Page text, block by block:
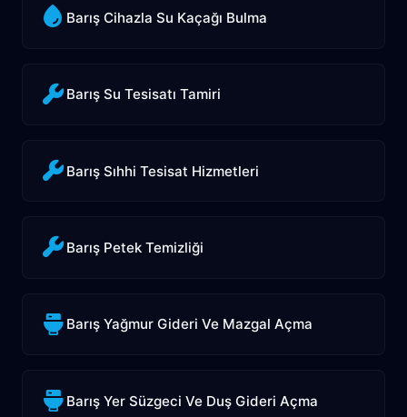
Barış Cihazla Su Kaçağı Bulma
Barış Su Tesisatı Tamiri
Barış Sıhhi Tesisat Hizmetleri
Barış Petek Temizliği
Barış Yağmur Gideri Ve Mazgal Açma
Barış Yer Süzgeci Ve Duş Gideri Açma